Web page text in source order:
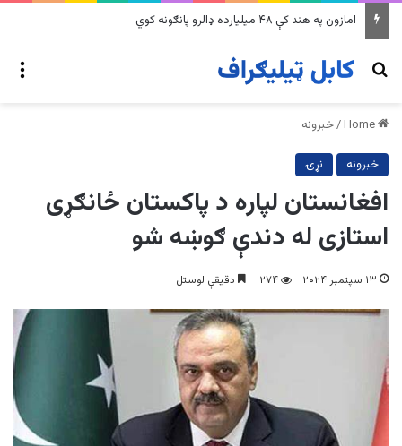
امازون په هند کې ۴۸ میلیارده ډالرو پانګونه کوي
Search for
/خبرونه
خبرونه نړۍ
افغانستان لپاره د پاکستان ځانګړی
استازی له دندې ګوښه شو
۱۳ سپتمبر ۲۰۲۴ ۲۷۴ دقیقې لوستل